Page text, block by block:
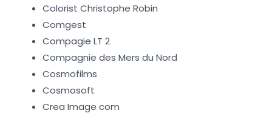
Colorist Christophe Robin
Comgest
Compagie LT 2
Compagnie des Mers du Nord
Cosmofilms
Cosmosoft
Crea Image com